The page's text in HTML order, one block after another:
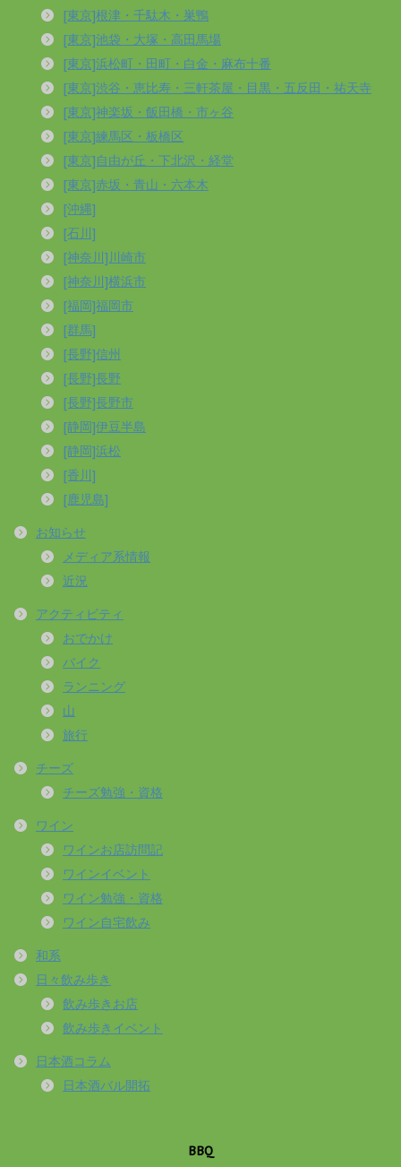
[東京]根津・千駄木・巣鴨
[東京]池袋・大塚・高田馬場
[東京]浜松町・田町・白金・麻布十番
[東京]渋谷・恵比寿・三軒茶屋・目黒・五反田・祐天寺
[東京]神楽坂・飯田橋・市ヶ谷
[東京]練馬区・板橋区
[東京]自由が丘・下北沢・経堂
[東京]赤坂・青山・六本木
[沖縄]
[石川]
[神奈川]川崎市
[神奈川]横浜市
[福岡]福岡市
[群馬]
[長野]信州
[長野]長野
[長野]長野市
[静岡]伊豆半島
[静岡]浜松
[香川]
[鹿児島]
お知らせ
メディア系情報
近況
アクティビティ
おでかけ
バイク
ランニング
山
旅行
チーズ
チーズ勉強・資格
ワイン
ワインお店訪問記
ワインイベント
ワイン勉強・資格
ワイン自宅飲み
和系
日々飲み歩き
飲み歩きお店
飲み歩きイベント
日本酒コラム
日本酒バル開拓
BBQ